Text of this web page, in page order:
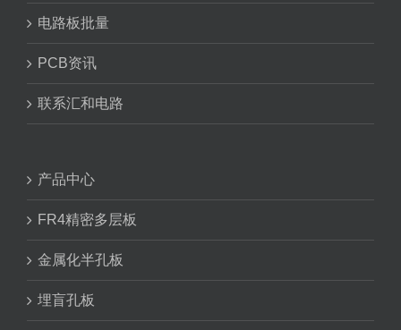
电路板批量
PCB资讯
联系汇和电路
产品中心
FR4精密多层板
金属化半孔板
埋盲孔板